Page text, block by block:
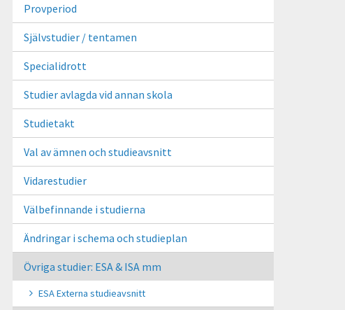
Provperiod
Självstudier / tentamen
Specialidrott
Studier avlagda vid annan skola
Studietakt
Val av ämnen och studieavsnitt
Vidarestudier
Välbefinnande i studierna
Ändringar i schema och studieplan
Övriga studier: ESA & ISA mm
ESA Externa studieavsnitt